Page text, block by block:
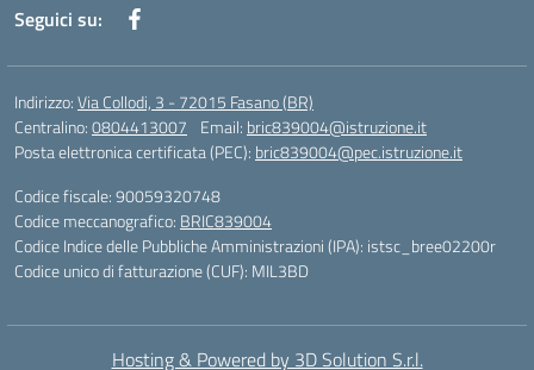
Seguici su:
Indirizzo:Via Collodi, 3 - 72015 Fasano (BR)
Centralino:0804413007 Email: bric839004@istruzione.it
Posta elettronica certificata (PEC): bric839004@pec.istruzione.it
Codice fiscale: 90059320748
Codice meccanografico: BRIC839004
Codice Indice delle Pubbliche Amministrazioni (IPA): istsc_bree02200r
Codice unico di fatturazione (CUF): MIL3BD
Hosting & Powered by 3D Solution S.r.l.